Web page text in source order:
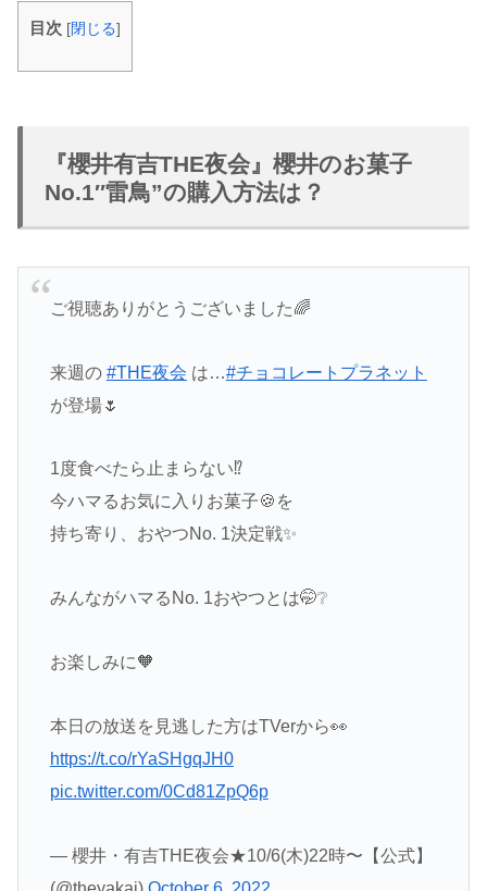
目次 [閉じる]
『櫻井有吉THE夜会』櫻井のお菓子
No.1″雷鳥”の購入方法は？
ご視聴ありがとうございました🌈
来週の #THE夜会 は…#チョコレートプラネット
が登場🌷
1度食べたら止まらない⁉️
今ハマるお気に入りお菓子🍪を
持ち寄り、おやつNo. 1決定戦✨
みんながハマるNo. 1おやつとは🤭❔
お楽しみに🧡
本日の放送を見逃した方はTVerから👀
https://t.co/rYaSHgqJH0
pic.twitter.com/0Cd81ZpQ6p
— 櫻井・有吉THE夜会★10/6(木)22時〜【公式】